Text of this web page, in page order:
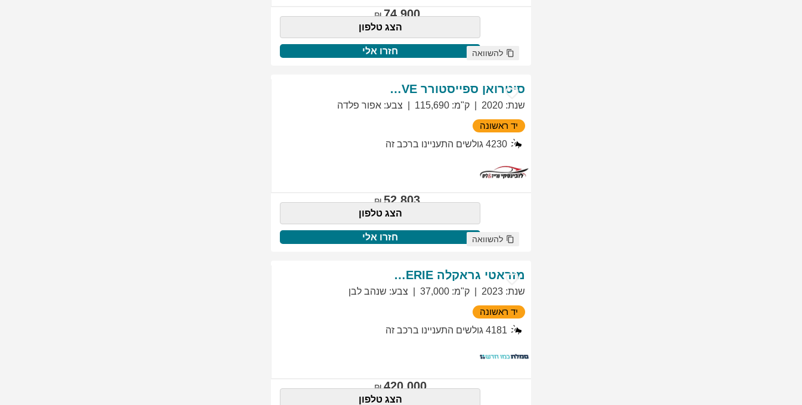
74,900
הצג טלפון
חזרו אלי להשוואה
סיטרואן ספייסטורר EXCLUSIVE
שנת:
2020 ק"מ:
115,690 צבע: אפור פלדה
יד ראשונה
4230 גולשים התעניינו ברכב זה
52,803
הצג טלפון
חזרו אלי להשוואה
מזראטי גראקלה PRIMASERIE
שנת:
2023 ק"מ:
37,000 צבע: שנהב לבן
יד ראשונה
4181 גולשים התעניינו ברכב זה
420,000
הצג טלפון